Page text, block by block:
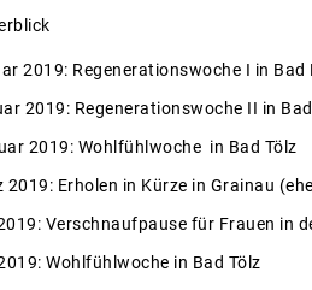
2019: Regenerationswoche I in Bad
2019: Regenerationswoche II in
2019: Wohlfühlwoche in Bad Tölz
2019: Erholen in Kürze in Grainau
Verschnaufpause für Frauen in
Wohlfühlwoche in Bad Tölz